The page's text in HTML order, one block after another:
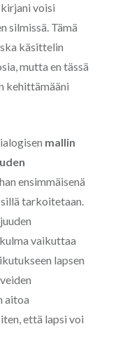
voisi
silmissä. Tämä
käsittelin
mutta en tässä
kehittämääni
mallin
ensimmäisenä
tarkoitetaan.
vaikuttaa
lapsen
aitoa
että lapsi voi